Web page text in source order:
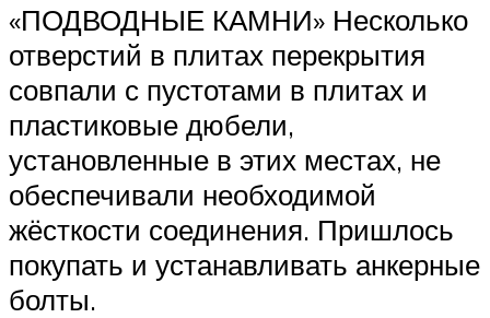
«ПОДВОДНЫЕ КАМНИ» Несколько
отверстий в плитах перекрытия
совпали с пустотами в плитах и
пластиковые дюбели,
установленные в этих местах, не
обеспечивали необходимой
жёсткости соединения. Пришлось
покупать и устанавливать анкерные
болты.